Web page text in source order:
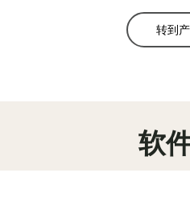
转到
软